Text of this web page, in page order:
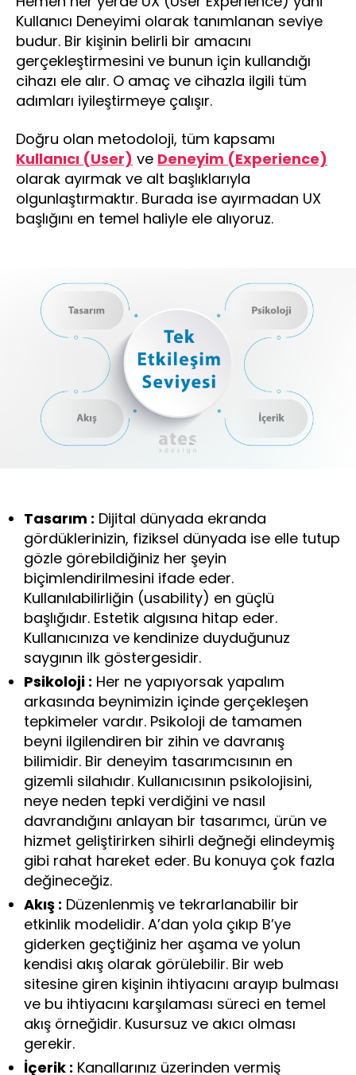
Kullanıcı Deneyimi olarak tanımlanan seviye
budur. Bir kişinin belirli bir amacını
gerçekleştirmesini ve bunun için kullandığı
cihazı ele alır. O amaç ve cihazla ilgili tüm
adımları iyileştirmeye çalışır.
Doğru olan metodoloji, tüm kapsamı
Kullanıcı (User) ve Deneyim (Experience)
olarak ayırmak ve alt başlıklarıyla
olgunlaştırmaktır. Burada ise ayırmadan UX
başlığını en temel haliyle ele alıyoruz.
Tasarım : Dijital dünyada ekranda
gördüklerinizin, fiziksel dünyada ise elle tutup
gözle görebildiğiniz her şeyin
biçimlendirilmesini ifade eder.
Kullanılabilirliğin (usability) en güçlü
başlığıdır. Estetik algısına hitap eder.
Kullanıcınıza ve kendinize duyduğunuz
saygının ilk göstergesidir.
Psikoloji : Her ne yapıyorsak yapalım
arkasında beynimizin içinde gerçekleşen
tepkimeler vardır. Psikoloji de tamamen
beyni ilgilendiren bir zihin ve davranış
bilimidir. Bir deneyim tasarımcısının en
gizemli silahıdır. Kullanıcısının psikolojisini,
neye neden tepki verdiğini ve nasıl
davrandığını anlayan bir tasarımcı, ürün ve
hizmet geliştirirken sihirli değneği elindeymiş
gibi rahat hareket eder. Bu konuya çok fazla
değineceğiz.
Akış : Düzenlenmiş ve tekrarlanabilir bir
etkinlik modelidir. A’dan yola çıkıp B’ye
giderken geçtiğiniz her aşama ve yolun
kendisi akış olarak görülebilir. Bir web
sitesine giren kişinin ihtiyacını arayıp bulması
ve bu ihtiyacını karşılaması süreci en temel
akış örneğidir. Kusursuz ve akıcı olması
gerekir.
İçerik : Kanallarınız üzerinden vermiş